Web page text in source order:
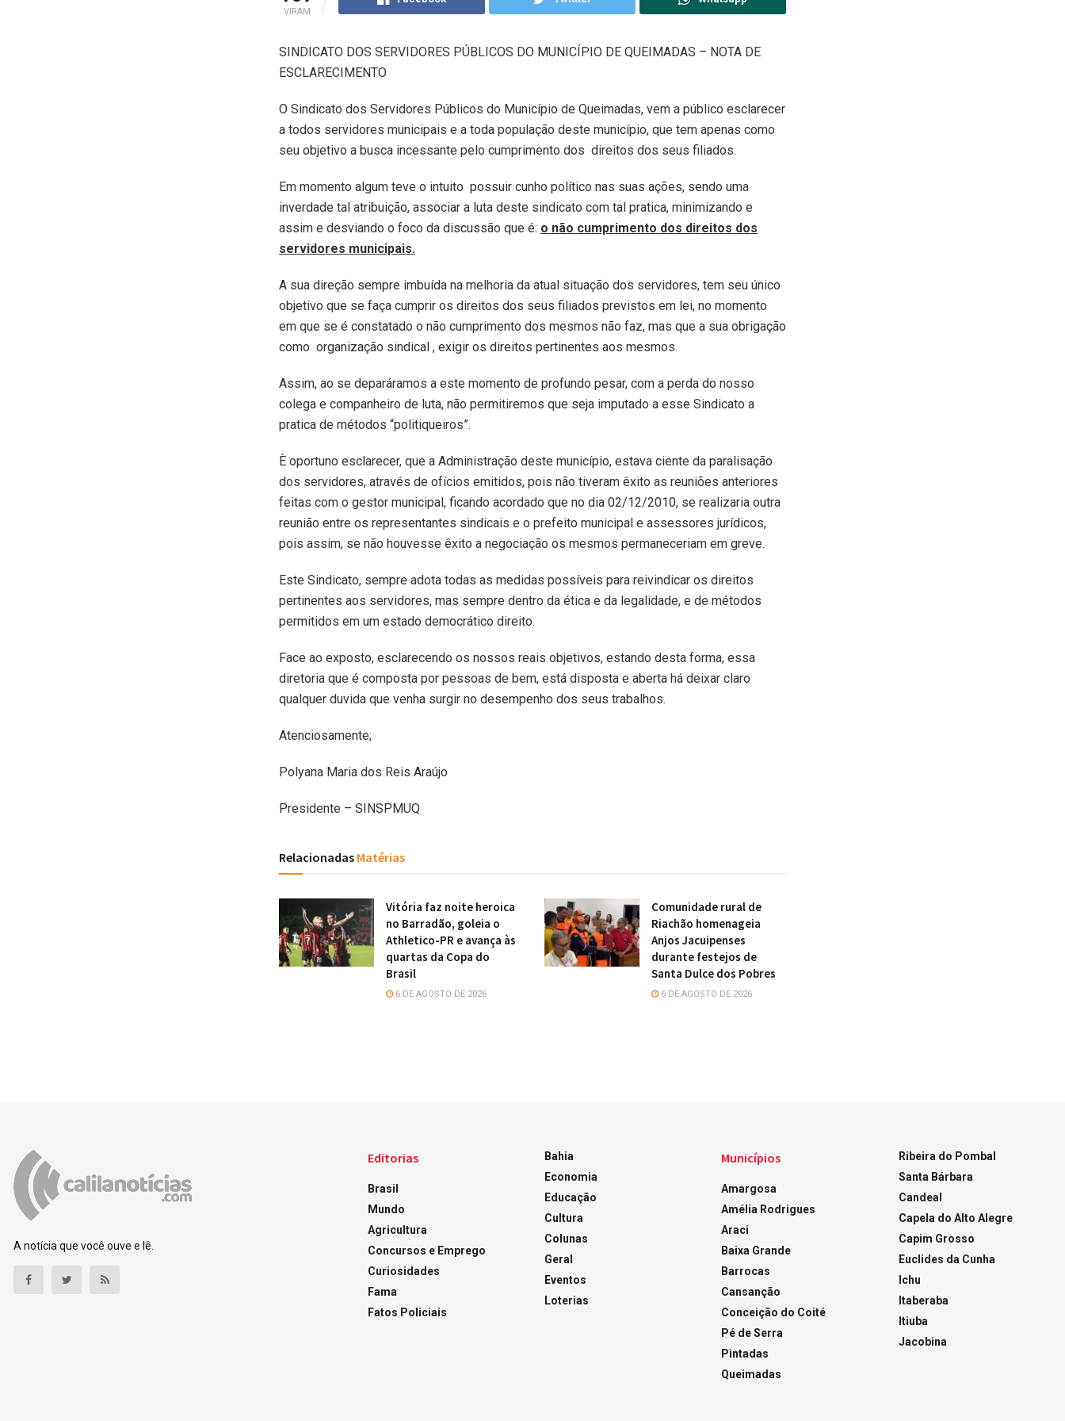
VIRAM
SINDICATO DOS SERVIDORES PÚBLICOS DO MUNICÍPIO DE QUEIMADAS – NOTA DE
ESCLARECIMENTO
O Sindicato dos Servidores Públicos do Município de Queimadas, vem a público esclarecer
a todos servidores municipais e a toda população deste município, que tem apenas como
seu objetivo a busca incessante pelo cumprimento dos direitos dos seus filiados.
Em momento algum teve o intuito possuir cunho político nas suas ações, sendo uma
inverdade tal atribuição, associar a luta deste sindicato com tal pratica, minimizando e
assim e desviando o foco da discussão que é: o não cumprimento dos direitos dos
servidores municipais.
A sua direção sempre imbuída na melhoria da atual situação dos servidores, tem seu único
objetivo que se faça cumprir os direitos dos seus filiados previstos em lei, no momento
em que se é constatado o não cumprimento dos mesmos não faz, mas que a sua obrigação
como organização sindical , exigir os direitos pertinentes aos mesmos.
Assim, ao se deparáramos a este momento de profundo pesar, com a perda do nosso
colega e companheiro de luta, não permitiremos que seja imputado a esse Sindicato a
pratica de métodos “politiqueiros”.
È oportuno esclarecer, que a Administração deste município, estava ciente da paralisação
dos servidores, através de ofícios emitidos, pois não tiveram êxito as reuniões anteriores
feitas com o gestor municipal, ficando acordado que no dia 02/12/2010, se realizaria outra
reunião entre os representantes sindicais e o prefeito municipal e assessores jurídicos,
pois assim, se não houvesse êxito a negociação os mesmos permaneceriam em greve.
Este Sindicato, sempre adota todas as medidas possíveis para reivindicar os direitos
pertinentes aos servidores, mas sempre dentro da ética e da legalidade, e de métodos
permitidos em um estado democrático direito.
Face ao exposto, esclarecendo os nossos reais objetivos, estando desta forma, essa
diretoria que é composta por pessoas de bem, está disposta e aberta há deixar claro
qualquer duvida que venha surgir no desempenho dos seus trabalhos.
Atenciosamente;
Polyana Maria dos Reis Araújo
Presidente – SINSPMUQ
Relacionadas Matérias
Vitória faz noite heroica
no Barradão, goleia o
Athletico-PR e avança às
quartas da Copa do
Brasil
6 DE AGOSTO DE 2026
Comunidade rural de
Riachão homenageia
Anjos Jacuipenses
durante festejos de
Santa Dulce dos Pobres
6 DE AGOSTO DE 2026
A notícia que você ouve e lê.
Editorias
Brasil
Mundo
Agricultura
Concursos e Emprego
Curiosidades
Fama
Fatos Policiais
Bahia
Economia
Educação
Cultura
Colunas
Geral
Eventos
Loterias
Municípios
Amargosa
Amélia Rodrigues
Araci
Baixa Grande
Barrocas
Cansanção
Conceição do Coité
Pé de Serra
Pintadas
Queimadas
Ribeira do Pombal
Santa Bárbara
Candeal
Capela do Alto Alegre
Capim Grosso
Euclides da Cunha
Ichu
Itaberaba
Itiuba
Jacobina